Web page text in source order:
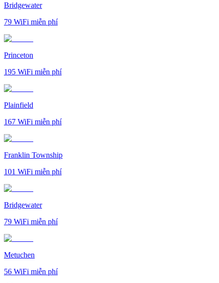
Bridgewater
79 WiFi miễn phí
Princeton
195 WiFi miễn phí
Plainfield
167 WiFi miễn phí
Franklin Township
101 WiFi miễn phí
Bridgewater
79 WiFi miễn phí
Metuchen
56 WiFi miễn phí